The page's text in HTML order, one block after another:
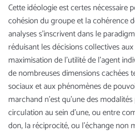
Cette idéologie est certes nécessaire
cohésion du groupe et la cohérence
analyses s’inscrivent dans le
réduisant les décisions collectives
maximisation de l’utilité de l’agent
de nombreuses dimensions cachées
sociaux et aux phénomènes de
marchand n’est qu’une des
circulation au sein d’une, ou entre
don, la réciprocité, ou l’échange non